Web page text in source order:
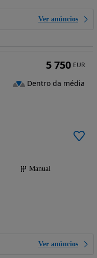
Ver anúncios
Manual
Ver anúncios
5 750 EUR
Dentro da média